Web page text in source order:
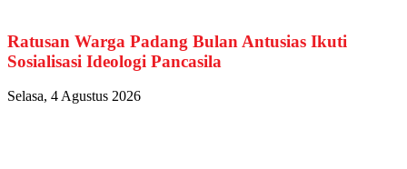
Ratusan Warga Padang Bulan Antusias Ikuti
Sosialisasi Ideologi Pancasila
Selasa, 4 Agustus 2026